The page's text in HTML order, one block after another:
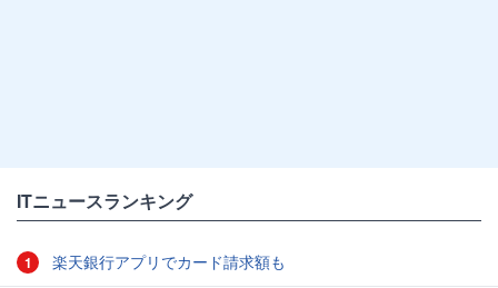
ITニュースランキング
1 楽天銀行アプリでカード請求額も